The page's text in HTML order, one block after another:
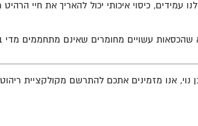
עמידים, כיסוי איכותי יכול להאריך את חיי
שהכסאות עשויים מחומרים שאינם מתחממים
נוי, אנו מזמינים אתכם להתרשם מקולקציית